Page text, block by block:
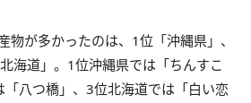
物が多かったのは、1位「沖縄県」、
海道」。1位沖縄県では「ちんすこ
八つ橋」、3位北海道では「白い恋